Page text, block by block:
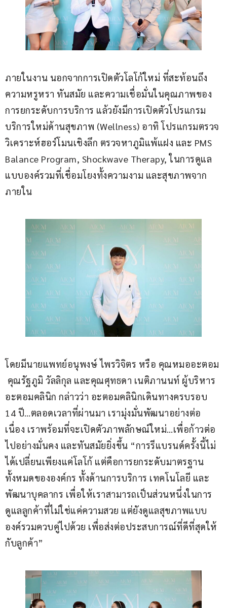
ภายในงาน นอกจากการเปิดตัวโลโก้ใหม่ ที่สะท้อนถึง
ความหรูหรา ทันสมัย และความเชื่อมั่นในคุณภาพของ
การยกระดับการบริการ แล้วยังมีการเปิดตัวโปรแกรม
บริการใหม่ด้านสุขภาพ (Wellness) อาทิ โปรแกรมตรวจ
วิเคราะห์ฮอร์โมนเชิงลึก ตรวจหาภูมิแพ้แฝง และ PMS
Balance Program, Shockwave Therapy, ในการดูแล
แบบองค์รวมที่เชื่อมโยงทั้งความงาม และสุขภาพจาก
ภายใน
โดยมีนายแพทย์อนุพงษ์ ไพรวิจิตร หรือ คุณหมออะตอม
คุณรัฐภูมิ วัลลิกุล และคุณศุทธดา เนติภานนท์ ผู้บริหาร
อะตอมคลินิก กล่าวว่า อะตอมคลินิกเดินทางครบรอบ
14 ปี…ตลอดเวลาที่ผ่านมา เรามุ่งมั่นพัฒนาอย่างต่อ
เนื่อง เราพร้อมที่จะเปิดตัวภาพลักษณ์ใหม่…เพื่อก้าวต่อ
ไปอย่างมั่นคง และทันสมัยยิ่งขึ้น “การรีแบรนด์ครั้งนี้ไม่
ได้เปลี่ยนเพียงแค่โลโก้ แต่คือการยกระดับมาตรฐาน
ทั้งหมดขององค์กร ทั้งด้านการบริการ เทคโนโลยี และ
พัฒนาบุคลากร เพื่อให้เราสามารถเป็นส่วนหนึ่งในการ
ดูแลลูกค้าที่ไม่ใช่แค่ความสวย แต่ยังดูแลสุขภาพแบบ
องค์รวมควบคู่ไปด้วย เพื่อส่งต่อประสบการณ์ที่ดีที่สุดให้
กับลูกค้า”